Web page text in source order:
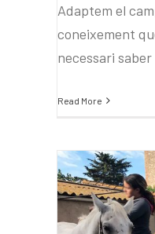
Adaptem el
coneixement
necessari
Read More